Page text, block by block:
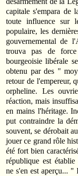
capitale s'empara de
toute influence sur
populaire, les
gouvernemental de
trouva pas de
bourgeoisie libérale
obtenu par des "
retour de l'empereur,
orpheline. Les
réaction, mais
en mains l'héritage.
put contraindre la
souvent, se dérobait
jouer ce grand rôle
été fort bien
république est établie
ne s'en est aperçu... "